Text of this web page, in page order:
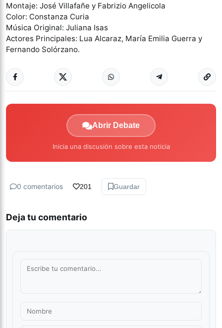
Montaje: José Villafañe y Fabrizio Angelicola
Color: Constanza Curia
Música Original: Juliana Isas
Actores Principales: Lua Alcaraz, María Emilia Guerra y
Fernando Solórzano.
Abrir Debate
Inicia una discusión sobre esta noticia
0 comentarios 201 Guardar
Deja tu comentario